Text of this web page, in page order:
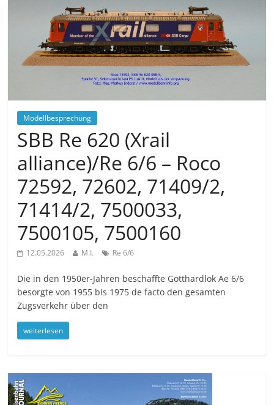
Modellbesprechung
SBB Re 620 (Xrail
alliance)/Re 6/6 – Roco
72592, 72602, 71409/2,
71414/2, 7500033,
7500105, 7500160
12.05.2026 M.I. Re 6/6
Die in den 1950er-Jahren beschaffte Gotthardlok Ae 6/6
besorgte von 1955 bis 1975 de facto den gesamten
Zugsverkehr über den
weiterlesen